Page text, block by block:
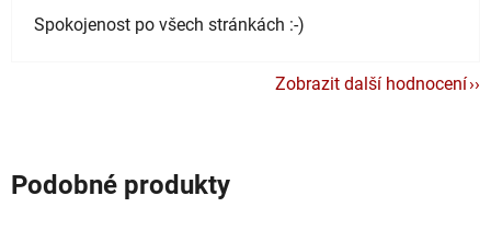
Spokojenost po všech stránkách :-)
Zobrazit další hodnocení
Podobné produkty